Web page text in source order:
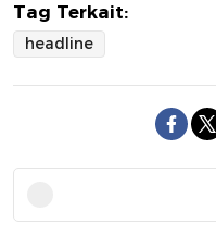
Tag Terkait:
headline